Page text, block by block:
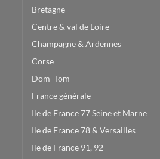
Bretagne
Centre & val de Loire
Champagne & Ardennes
Corse
Dom -Tom
France générale
Ile de France 77 Seine et Marne
Ile de France 78 & Versailles
Ile de France 91, 92